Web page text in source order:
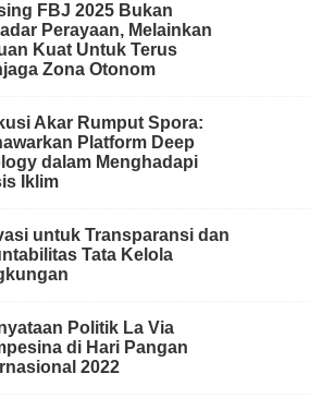
FBJ 2025 Bukan
Perayaan, Melainkan
Kuat Untuk Terus
Zona Otonom
Akar Rumput Spora:
Platform Deep
dalam Menghadapi
Iklim
untuk Transparansi dan
Tata Kelola
Politik La Via
di Hari Pangan
2022